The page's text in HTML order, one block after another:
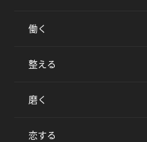
働く
整える
磨く
恋する